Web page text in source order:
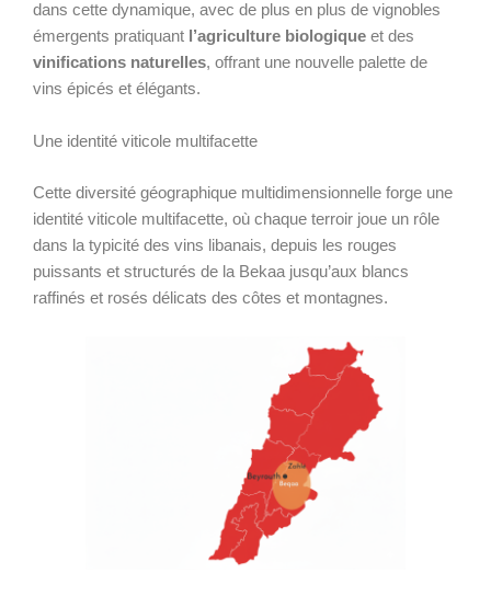
dans cette dynamique, avec de plus en plus de vignobles
émergents pratiquant l’agriculture biologique et des
vinifications naturelles, offrant une nouvelle palette de
vins épicés et élégants.
Une identité viticole multifacette
Cette diversité géographique multidimensionnelle forge une
identité viticole multifacette, où chaque terroir joue un rôle
dans la typicité des vins libanais, depuis les rouges
puissants et structurés de la Bekaa jusqu’aux blancs
raffinés et rosés délicats des côtes et montagnes.